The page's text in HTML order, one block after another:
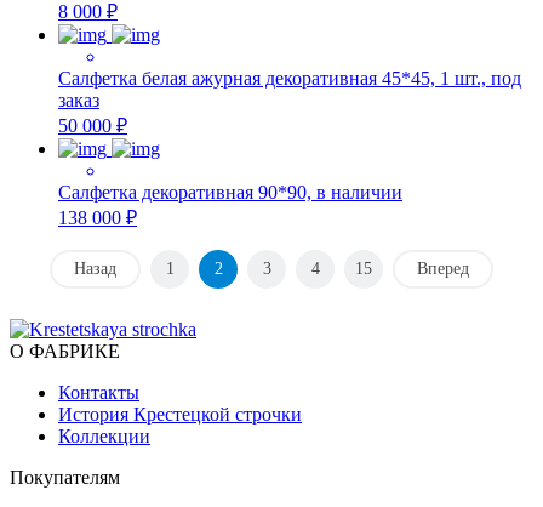
8 000 ₽
Салфетка белая ажурная декоративная 45*45, 1 шт., под
заказ
50 000 ₽
Салфетка декоративная 90*90, в наличии
138 000 ₽
Назад 1 2 3 4 15 Вперед
О ФАБРИКЕ
Контакты
История Крестецкой строчки
Коллекции
Покупателям